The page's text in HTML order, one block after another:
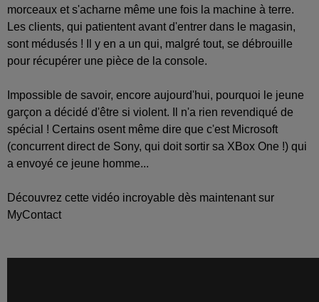
morceaux et s'acharne même une fois la machine à terre.
Les clients, qui patientent avant d'entrer dans le magasin,
sont médusés ! Il y en a un qui, malgré tout, se débrouille
pour récupérer une pièce de la console.
Impossible de savoir, encore aujourd'hui, pourquoi le jeune
garçon a décidé d'être si violent. Il n'a rien revendiqué de
spécial ! Certains osent même dire que c'est Microsoft
(concurrent direct de Sony, qui doit sortir sa XBox One !) qui
a envoyé ce jeune homme...
Découvrez cette vidéo incroyable dès maintenant sur
MyContact